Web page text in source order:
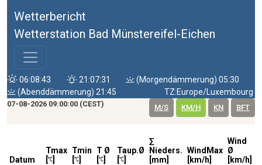
Wetterbericht
Wetterstation Bad Münstereifel-Eichen
06:08:43 21:07:31
(Morgendämmerung) 05:30
(Abenddämmerung) 21:45
TZ:Europe/Luxembourg
07-08-2026 09:00:00 (CEST) M/S KM/H KN BFT
Datum
Tmax Tmin
T Ø
Taup.Ø
∑
Nieders.
[mm]
WindMax
[km/h]
Wind
Ø
[km/h]